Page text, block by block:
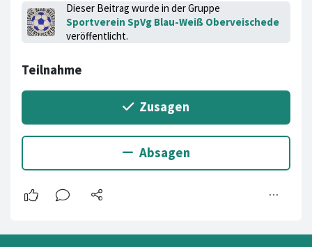
Dieser Beitrag wurde in der Gruppe
Sportverein SpVg Blau-Weiß Oberveischede
veröffentlicht.